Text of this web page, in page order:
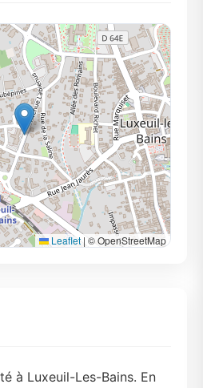
Leaflet | © OpenStreetMap
à Luxeuil-Les-Bains. En